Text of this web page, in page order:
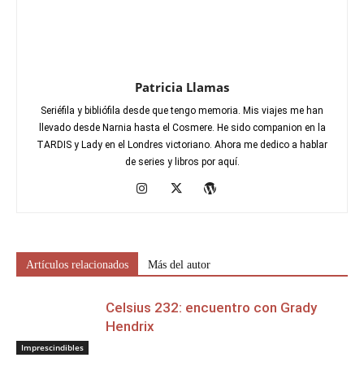
Patricia Llamas
Seriéfila y bibliófila desde que tengo memoria. Mis viajes me han
llevado desde Narnia hasta el Cosmere. He sido companion en la
TARDIS y Lady en el Londres victoriano. Ahora me dedico a hablar
de series y libros por aquí.
Artículos relacionados Más del autor
Imprescindibles
Celsius 232: encuentro con Grady
Hendrix